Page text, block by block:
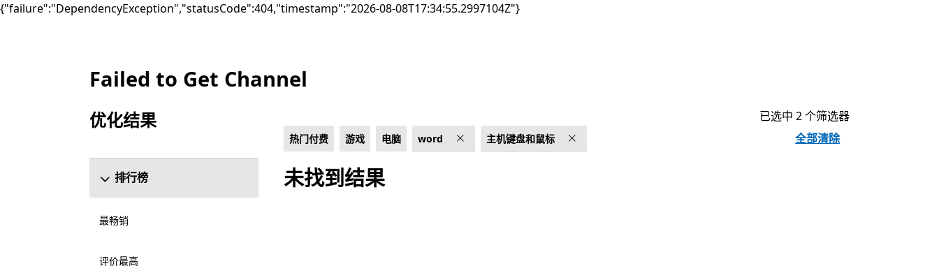
{"failure":"DependencyException","statusCode":404,"timestamp":"2026-08-08T17:34:55.2997104Z"}
列出 Microsoft.com
Failed to Get Channel
优化结果
排行榜
最畅销
评价最高
热门付费 游戏 电脑 word 主机键盘和鼠标
已选中 2 个筛选器
全部清除
未找到结果